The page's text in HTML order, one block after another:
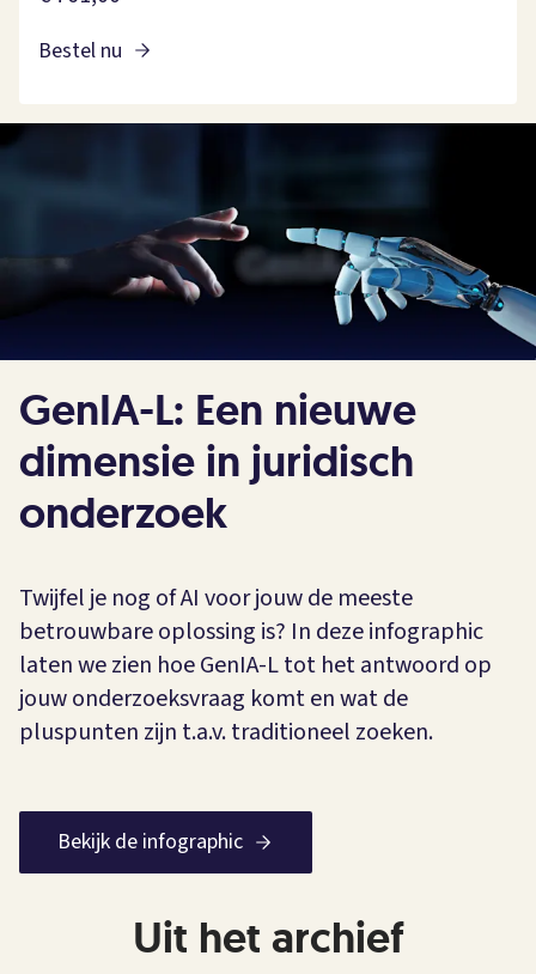
Bestel nu
GenIA-L: Een nieuwe
dimensie in juridisch
onderzoek
Twijfel je nog of AI voor jouw de meeste
betrouwbare oplossing is? In deze infographic
laten we zien hoe GenIA-L tot het antwoord op
jouw onderzoeksvraag komt en wat de
pluspunten zijn t.a.v. traditioneel zoeken.
Bekijk de infographic
Uit het archief